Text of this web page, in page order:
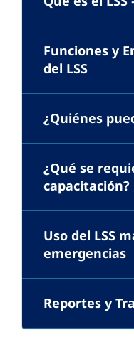
Funciones y
del LSS
¿Quiénes
¿Qué se
capacitación?
Uso del LSS
emergencias
Reportes y